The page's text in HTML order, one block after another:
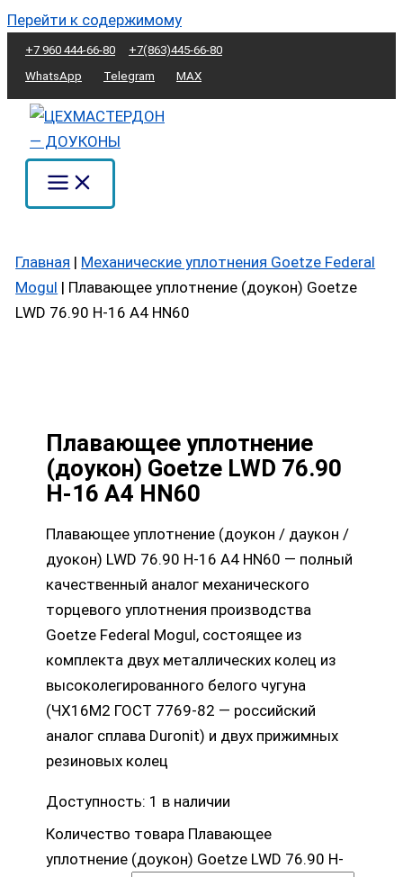
Перейти к содержимому
+7 960 444-66-80
+7(863)445-66-80
WhatsApp
Telegram MAX
Главная | Механические уплотнения Goetze Federal
Mogul | Плавающее уплотнение (доукон) Goetze
LWD 76.90 H-16 A4 HN60
Плавающее уплотнение
(доукон) Goetze LWD 76.90
H-16 A4 HN60
Плавающее уплотнение (доукон / даукон /
дуокон) LWD 76.90 H-16 A4 HN60 — полный
качественный аналог механического
торцевого уплотнения производства
Goetze Federal Mogul, состоящее из
комплекта двух металлических колец из
высоколегированного белого чугуна
(ЧХ16М2 ГОСТ 7769-82 — российский
аналог сплава Duronit) и двух прижимных
резиновых колец
Доступность: 1 в наличии
Количество товара Плавающее
уплотнение (доукон) Goetze LWD 76.90 H-